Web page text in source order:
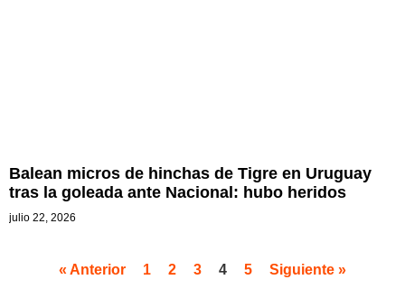
Balean micros de hinchas de Tigre en Uruguay
tras la goleada ante Nacional: hubo heridos
julio 22, 2026
« Anterior 1 2 3 4 5 Siguiente »